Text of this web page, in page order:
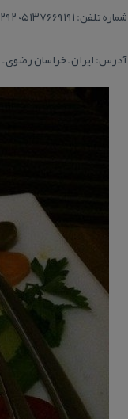
شماره تلفن: ۰۵۱۳۷۶۶۹۱۹۱ ۰۵۱۳۷۶۶۹۲۹۲
آدرس: ایران – خراسان رضوی –